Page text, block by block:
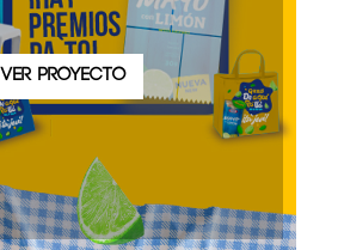
VER PROYECTO